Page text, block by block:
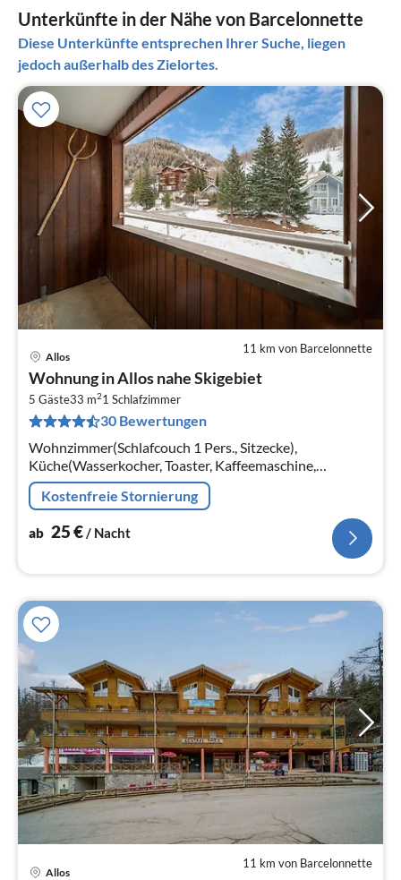
Unterkünfte in der Nähe von Barcelonnette
Diese Unterkünfte entsprechen Ihrer Suche, liegen
jedoch außerhalb des Zielortes.
11 km von Barcelonnette
Allos
Wohnung in Allos nahe Skigebiet
5 Gäste33 m21 Schlafzimmer
30 Bewertungen
Wohnzimmer(Schlafcouch 1 Pers., Sitzecke),
Küche(Wasserkocher, Toaster, Kaffeemaschine,
Mikrowelle, Spülmaschine, Kühlschrank, ),
Schlafzimmer(Doppelbett, Etagenbett)
Kostenfreie Stornierung
ab 25€/ Nacht
11 km von Barcelonnette
Allos